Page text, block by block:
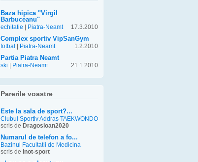
Baza hipica "Virgil
Barbuceanu"
echitatie Piatra-Neamt 17.3.2010
Complex sportiv VipSanGym
fotbal Piatra-Neamt 1.2.2010
Partia Piatra Neamt
ski Piatra-Neamt 21.1.2010
Parerile voastre
Este la sala de sport?...
Clubul Sportiv Addras TAEKWONDO
scris de Dragosioan2020
Numarul de telefon a fo...
Bazinul Facultatii de Medicina
scris de inot-sport